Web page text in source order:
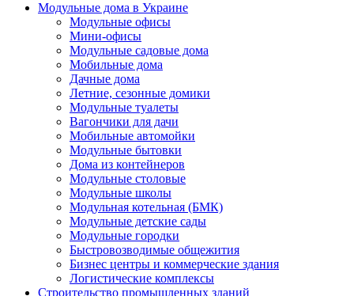
Модульные дома в Украине
Модульные офисы
Мини-офисы
Модульные садовые дома
Мобильные дома
Дачные дома
Летние, сезонные домики
Модульные туалеты
Вагончики для дачи
Мобильные автомойки
Модульные бытовки
Дома из контейнеров
Модульные столовые
Модульные школы
Модульная котельная (БМК)
Модульные детские сады
Модульные городки
Быстровозводимые общежития
Бизнес центры и коммерческие здания
Логистические комплексы
Строительство промышленных зданий